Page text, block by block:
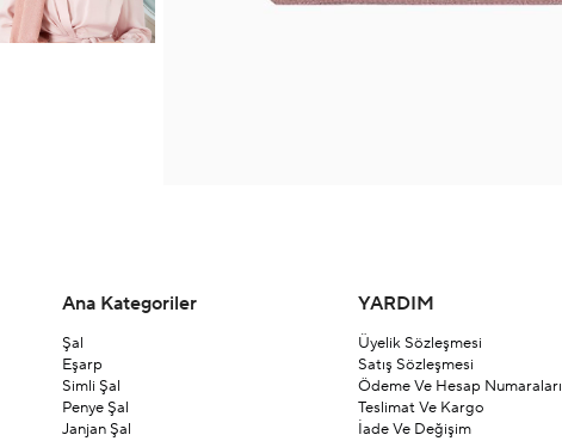
Ana Kategoriler
Şal
Eşarp
Simli Şal
Penye Şal
Janjan Şal
YARDIM
Üyelik Sözleşmesi
Satış Sözleşmesi
Ödeme Ve Hesap Numaraları
Teslimat Ve Kargo
İade Ve Değişim